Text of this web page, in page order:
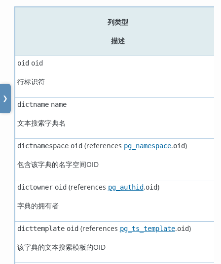
❯
列类型
描述
oid oid
行标识符
dictname name
文本搜索字典名
dictnamespace oid(references pg_namespace.oid)
包含该字典的名字空间OID
dictowner oid(references pg_authid.oid)
字典的拥有者
dicttemplate oid(references pg_ts_template.oid)
该字典的文本搜索模板的OID